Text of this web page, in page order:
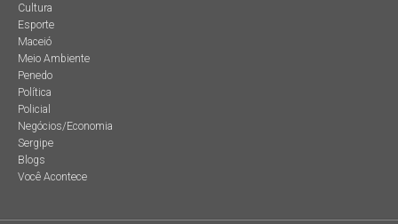
Cultura
Esporte
Maceió
Meio Ambiente
Penedo
Política
Policial
Negócios/Economia
Sergipe
Blogs
Você Acontece